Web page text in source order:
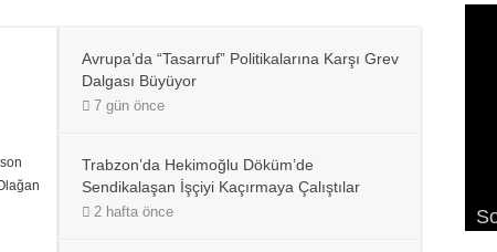
Avrupa’da “Tasarruf” Politikalarına Karşı Grev
Dalgası Büyüyor
7 gün önce
Trabzon’da Hekimoğlu Döküm’de
Sendikalaşan İşçiyi Kaçırmaya Çalıştılar
2 hafta önce